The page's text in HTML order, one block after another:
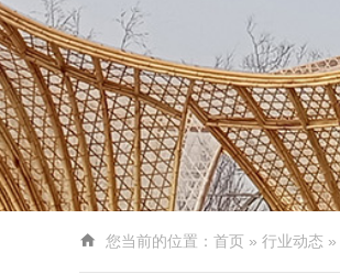
 您当前的位置： 首页 » 行业动态 »